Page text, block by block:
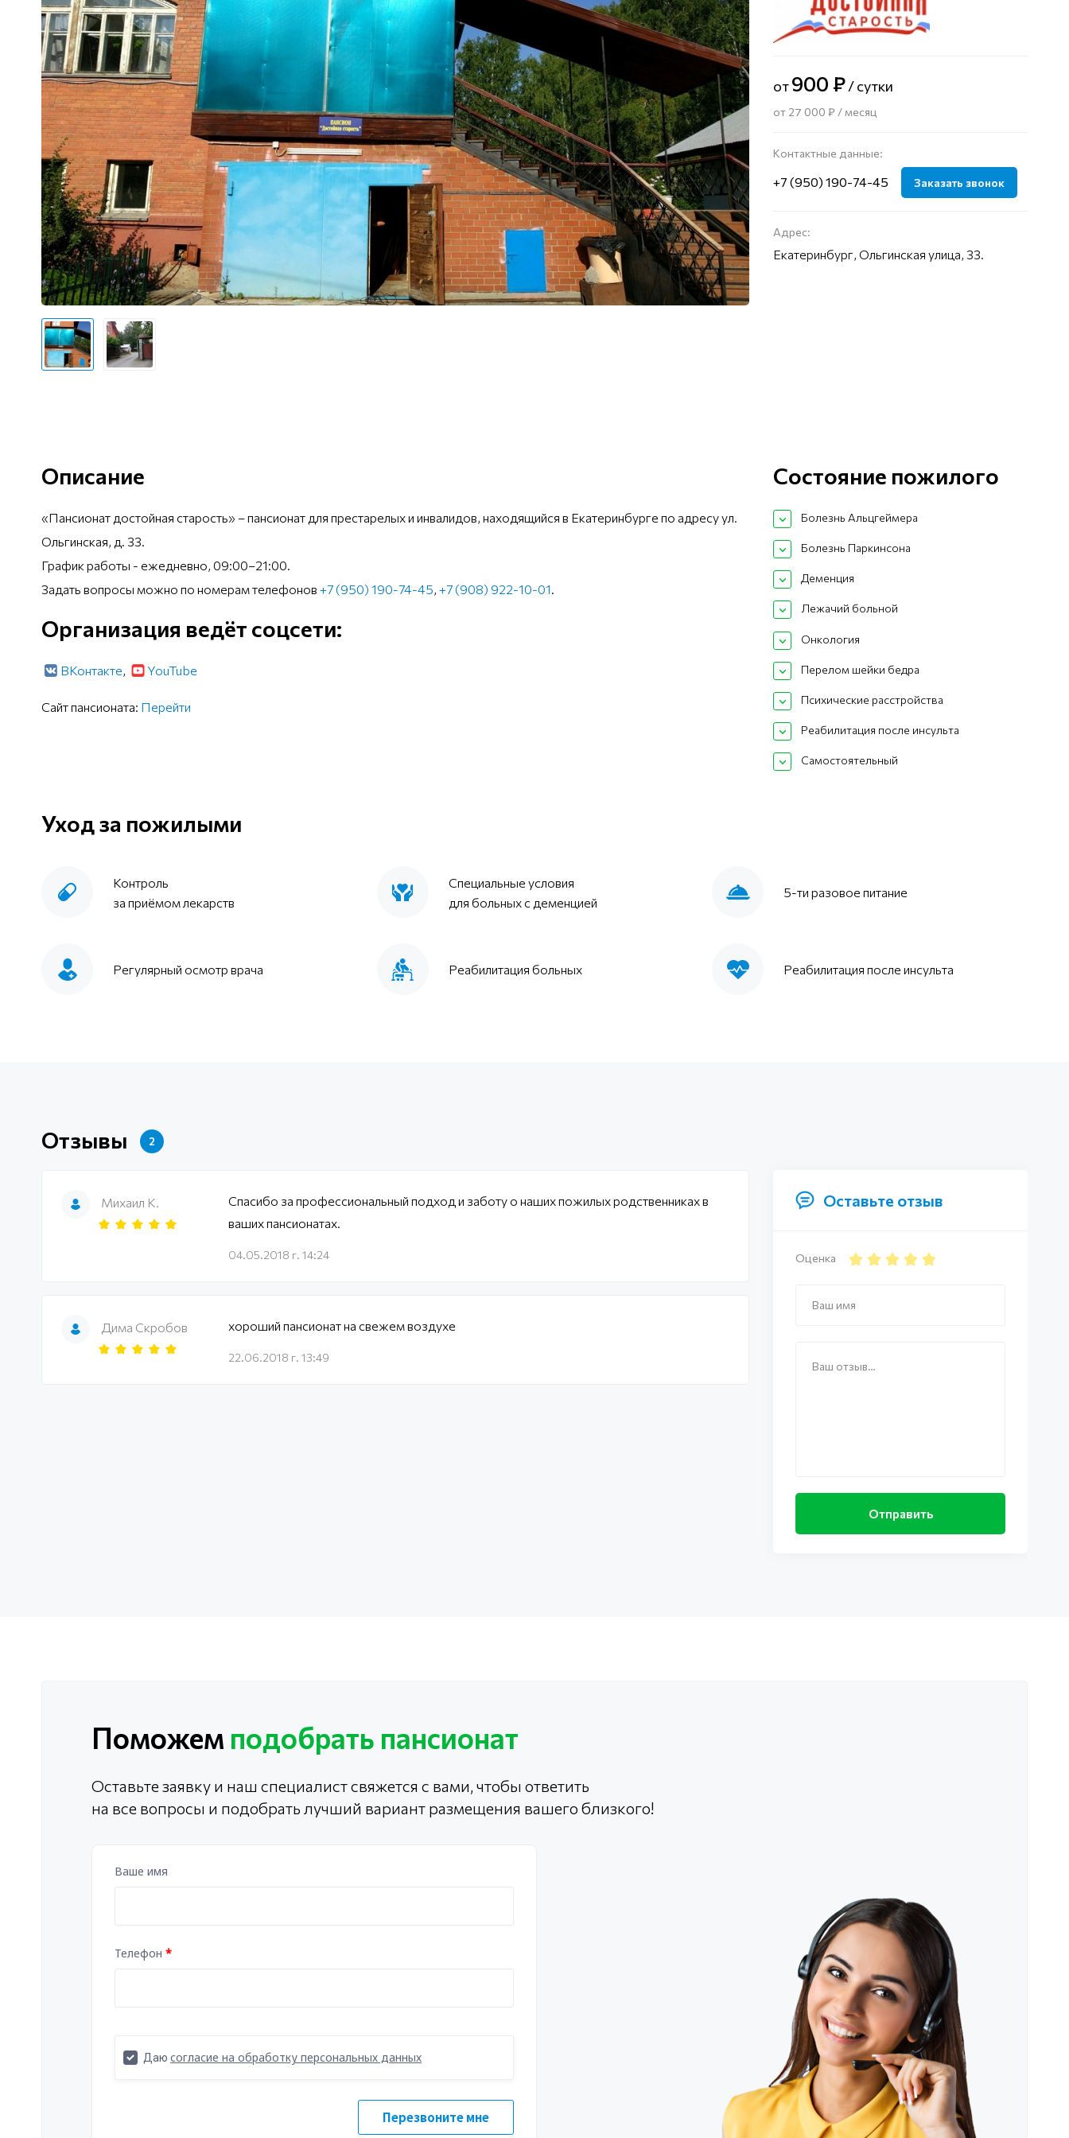
от900 ₽/ сутки
от 27 000 ₽ / месяц
Контактные данные:
+7 (950) 190-74-45 Заказать звонок
Адрес:
Екатеринбург, Ольгинская улица, 33.
Описание
«Пансионат достойная старость» – пансионат для престарелых и инвалидов, находящийся в Екатеринбурге по адресу ул.
Ольгинская, д. 33.
График работы - ежедневно, 09:00–21:00.
Задать вопросы можно по номерам телефонов +7 (950) 190-74-45, +7 (908) 922-10-01.
Организация ведёт соцсети:
ВКонтакте, YouTube
Сайт пансионата: Перейти
Состояние пожилого
Болезнь Альцгеймера
Болезнь Паркинсона
Деменция
Лежачий больной
Онкология
Перелом шейки бедра
Психические расстройства
Реабилитация после инсульта
Самостоятельный
Уход за пожилыми
Контроль
за приёмом лекарств
Специальные условия
для больных с деменцией
5-ти разовое питание
Регулярный осмотр врача Реабилитация больных Реабилитация после инсульта
Отзывы 2
Михаил К.
Спасибо за профессиональный подход и заботу о наших пожилых родственниках в
ваших пансионатах.
04.05.2018 г. 14:24
Дима Скробов хороший пансионат на свежем воздухе
22.06.2018 г. 13:49
Оставьте отзыв
Оценка
Поможем подобрать пансионат
Оставьте заявку и наш специалист свяжется с вами, чтобы ответить
на все вопросы и подобрать лучший вариант размещения вашего близкого!